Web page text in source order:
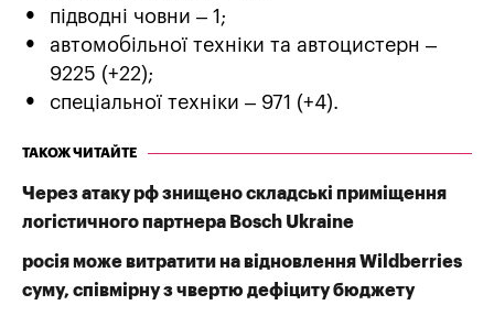
підводні човни – 1;
автомобільної техніки та автоцистерн –
9225 (+22);
спеціальної техніки – 971 (+4).
ТАКОЖ ЧИТАЙТЕ
Через атаку рф знищено складські приміщення
логістичного партнера Bosch Ukraine
росія може витратити на відновлення Wildberries
суму, співмірну з чвертю дефіциту бюджету